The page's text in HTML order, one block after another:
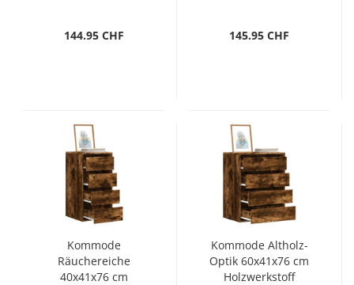
144.95 CHF 145.95 CHF
Kommode
Räuchereiche
40x41x76 cm
Kommode Altholz-
Optik 60x41x76 cm
Holzwerkstoff